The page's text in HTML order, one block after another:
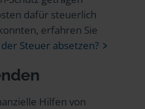
dafür steuerlich
erfahren Sie
Steuer absetzen?
Hilfen von